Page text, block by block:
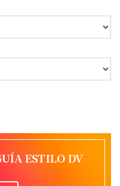
ESTILO DV